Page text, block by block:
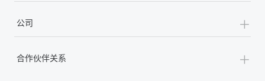
公司 +
合作伙伴关系 +